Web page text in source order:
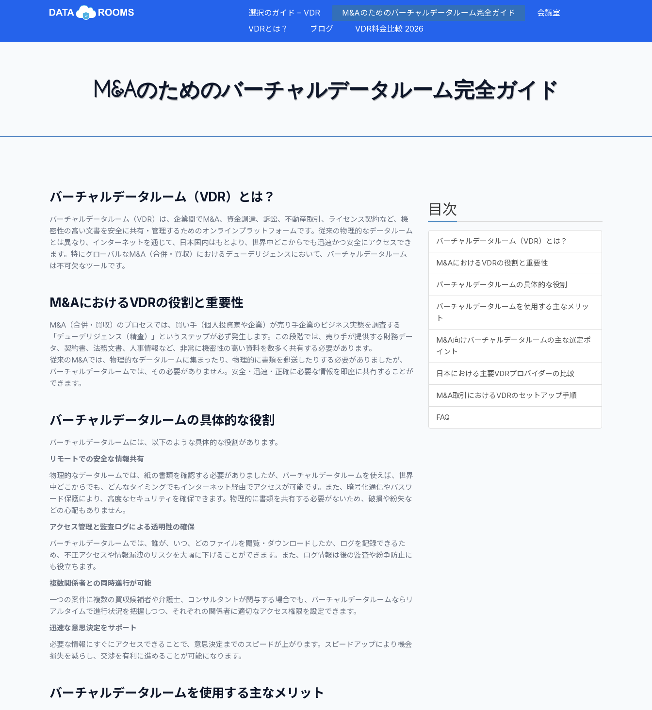
選択のガイド – VDR M&Aのためのバーチャルデータルーム完全ガイド
会議室
VDRとは？
ブログ VDR料金比較 2026
M&Aのためのバーチャルデータルーム完全ガイド
バーチャルデータルーム（VDR）とは？
バーチャルデータルーム（VDR）は、企業間でM&A、資金調達、訴訟、不動産取引、ライセンス契約など、機
密性の高い文書を安全に共有・管理するためのオンラインプラットフォームです。従来の物理的なデータルーム
とは異なり、インターネットを通じて、日本国内はもとより、世界中どこからでも迅速かつ安全にアクセスでき
ます。特にグローバルなM&A（合併・買収）におけるデューデリジェンスにおいて、バーチャルデータルーム
は不可欠なツールです。
M&AにおけるVDRの役割と重要性
M&A（合併・買収）のプロセスでは、買い手（個人投資家や企業）が売り手企業のビジネス実態を調査する
「デューデリジェンス（精査）」というステップが必ず発生します。この段階では、売り手が提供する財務デー
タ、契約書、法務文書、人事情報など、非常に機密性の高い資料を数多く共有する必要があります。
従来のM&Aでは、物理的なデータルームに集まったり、物理的に書類を郵送したりする必要がありましたが、
バーチャルデータルームでは、その必要がありません。安全・迅速・正確に必要な情報を即座に共有することが
できます。
バーチャルデータルームの具体的な役割
バーチャルデータルームには、以下のような具体的な役割があります。
リモートでの安全な情報共有
物理的なデータルームでは、紙の書類を確認する必要がありましたが、バーチャルデータルームを使えば、世界
中どこからでも、どんなタイミングでもインターネット経由でアクセスが可能です。また、暗号化通信やパスワ
ード保護により、高度なセキュリティを確保できます。物理的に書類を共有する必要がないため、破損や紛失な
どの心配もありません。
アクセス管理と監査ログによる透明性の確保
バーチャルデータルームでは、誰が、いつ、どのファイルを閲覧・ダウンロードしたか、ログを記録できるた
め、不正アクセスや情報漏洩のリスクを大幅に下げることができます。また、ログ情報は後の監査や紛争防止に
も役立ちます。
複数関係者との同時進行が可能
一つの案件に複数の買収候補者や弁護士、コンサルタントが関与する場合でも、バーチャルデータルームならリ
アルタイムで進行状況を把握しつつ、それぞれの関係者に適切なアクセス権限を設定できます。
迅速な意思決定をサポート
必要な情報にすぐにアクセスできることで、意思決定までのスピードが上がります。スピードアップにより機会
損失を減らし、交渉を有利に進めることが可能になります。
バーチャルデータルームを使用する主なメリット
目次
バーチャルデータルーム（VDR）とは？
M&AにおけるVDRの役割と重要性
バーチャルデータルームの具体的な役割
バーチャルデータルームを使用する主なメリッ
ト
M&A向けバーチャルデータルームの主な選定ポ
イント
日本における主要VDRプロバイダーの比較
M&A取引におけるVDRのセットアップ手順
FAQ